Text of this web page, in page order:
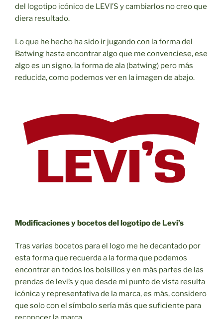
del logotipo icónico de LEVI’S y cambiarlos no creo que
diera resultado.
Lo que he hecho ha sido ir jugando con la forma del
Batwing hasta encontrar algo que me convenciese, ese
algo es un signo, la forma de ala (batwing) pero más
reducida, como podemos ver en la imagen de abajo.
Modificaciones y bocetos del logotipo de Levi’s
Tras varias bocetos para el logo me he decantado por
esta forma que recuerda a la forma que podemos
encontrar en todos los bolsillos y en más partes de las
prendas de levi’s y que desde mi punto de vista resulta
icónica y representativa de la marca, es más, considero
que solo con el símbolo sería más que suficiente para